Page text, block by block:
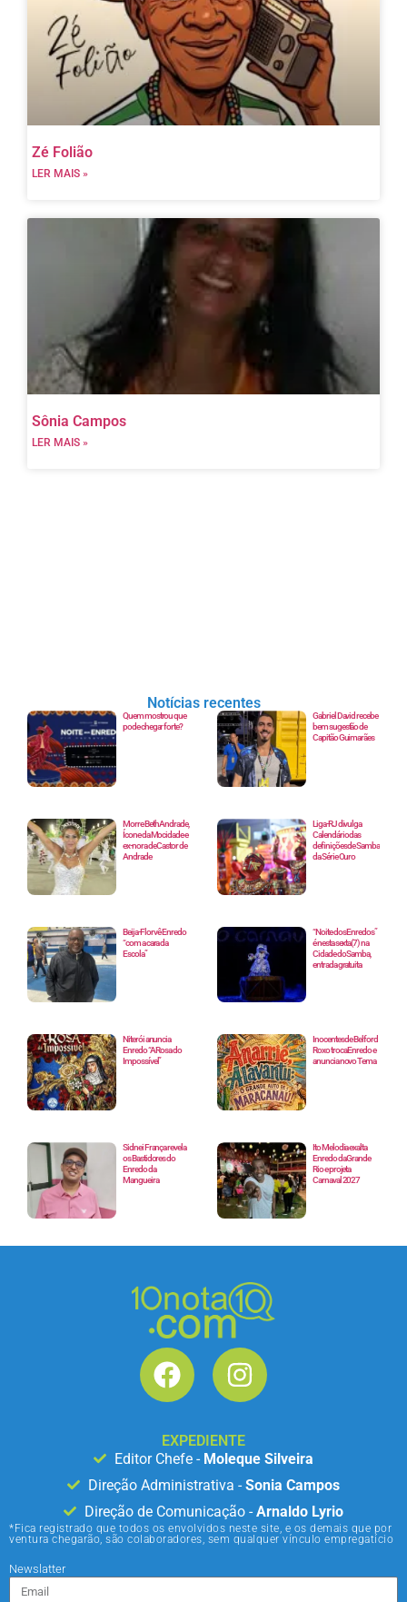
Zé Folião
LER MAIS »
Sônia Campos
LER MAIS »
Notícias recentes
Quem mostrou que
pode chegar forte?
Gabriel David recebe
bem sugestão de
Capitão Guimarães
Morre Beth Andrade,
Ícone da Mocidade e
ex-nora de Castor de
Andrade
Liga-RJ divulga
Calendário das
definições de Samba
da Série Ouro
Beija-Flor vê Enredo
“com a cara da
Escola”
“Noite dos Enredos”
é nesta sexta(7) na
Cidade do Samba,
entrada gratuita
Niterói anuncia
Enredo “A Rosa do
Impossível”
Inocentes de Belford
Roxo troca Enredo e
anuncia novo Tema
Sidnei França revela
os Bastidores do
Enredo da
Mangueira
Ito Melodia exalta
Enredo da Grande
Rio e projeta
Carnaval 2027
EXPEDIENTE
Editor Chefe - Moleque Silveira
Direção Administrativa -Sonia Campos
Direção de Comunicação -Arnaldo Lyrio
*Fica registrado que todos os envolvidos neste site, e os demais que por
ventura chegarão, são colaboradores, sem qualquer vínculo empregatício
Newslatter